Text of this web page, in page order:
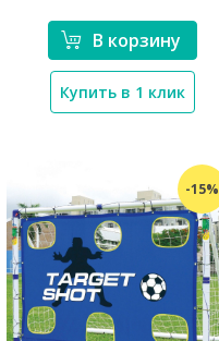
В корзину
Купить в 1 клик
-15%